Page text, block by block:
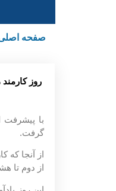
صفحه
روز
با پیشرفت
گرفت.
از آنجا
از دوم تا